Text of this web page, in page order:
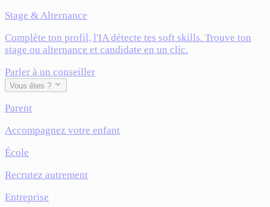
Stage & Alternance
Complète ton profil, l'IA détecte tes soft skills. Trouve ton
stage ou alternance et candidate en un clic.
Parler à un conseiller
Vous êtes ?
Parent
Accompagnez votre enfant
École
Recrutez autrement
Entreprise